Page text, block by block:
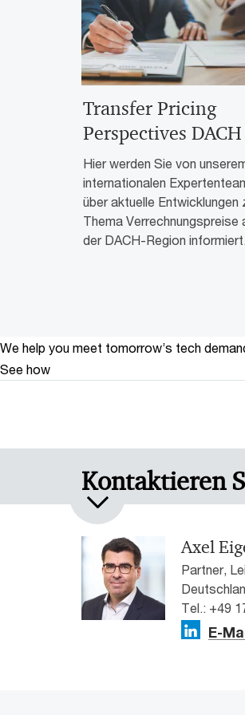
Transfer Pricing
Perspectives DACH
Hier werden Sie von
internationalen
über aktuelle Entwicklungen
Thema Verrechnungspreise
der DACH-Region informiert.
We help you meet tomorrow’s tech
See how
Kontaktieren
Axel
Partner,
Tel.: +49
E-